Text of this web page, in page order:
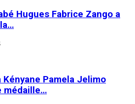
Hugues Fabrice Zango a
Kényane Pamela Jelimo
médaille…